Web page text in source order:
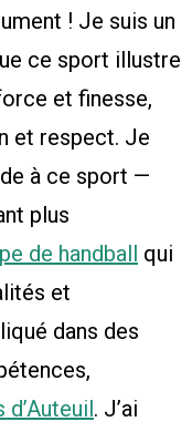
! Je suis un
ce sport illustre
et finesse,
et respect. Je
à ce sport —
plus
de handball qui
et
dans des
. J’ai